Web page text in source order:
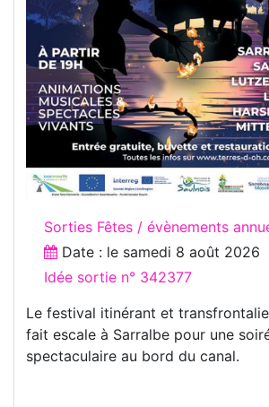
Sorties Fêtes / évènements
Date : le samedi 8 août 2026
Idée sortie n° 342377
Le festival itinérant et
fait escale à Sarralbe pour une
spectaculaire au bord du canal.